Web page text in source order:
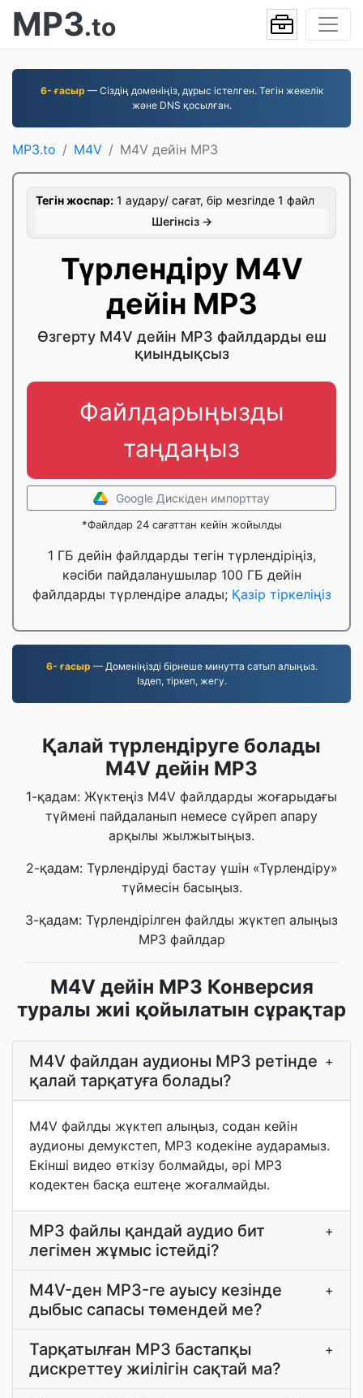
MP3.to
6- ғасыр — Сіздің доменіңіз, дұрыс істелген. Тегін жекелік
және DNS қосылған.
MP3.to M4V M4V дейін MP3
Тегін жоспар: 1 аудару/ сағат, бір мезгілде 1 файл
Шегінсіз →
Түрлендіру M4V
дейін MP3
Өзгерту M4V дейін MP3 файлдарды еш
қиындықсыз
Файлдарыңызды
таңдаңыз
Google Дискіден импорттау
*Файлдар 24 сағаттан кейін жойылды
1 ГБ дейін файлдарды тегін түрлендіріңіз,
кәсіби пайдаланушылар 100 ГБ дейін
файлдарды түрлендіре алады; Қазір тіркеліңіз
6- ғасыр — Доменіңізді бірнеше минутта сатып алыңыз.
Іздеп, тіркеп, жегу.
Қалай түрлендіруге болады
M4V дейін MP3
1-қадам: Жүктеңіз M4V файлдарды жоғарыдағы
түймені пайдаланып немесе сүйреп апару
арқылы жылжытыңыз.
2-қадам: Түрлендіруді бастау үшін «Түрлендіру»
түймесін басыңыз.
3-қадам: Түрлендірілген файлды жүктеп алыңыз
MP3 файлдар
M4V дейін MP3 Конверсия
туралы жиі қойылатын сұрақтар
M4V файлдан аудионы MP3 ретінде
қалай тарқатуға болады?
+
M4V файлды жүктеп алыңыз, содан кейін
аудионы демукстеп, MP3 кодекіне аударамыз.
Екінші видео өткізу болмайды, әрі MP3
кодектен басқа ештеңе жоғалмайды.
MP3 файлы қандай аудио бит
легімен жұмыс істейді?
+
M4V-ден MP3-ге ауысу кезінде
дыбыс сапасы төмендей ме?
+
Тарқатылған MP3 бастапқы
дискреттеу жиілігін сақтай ма?
+